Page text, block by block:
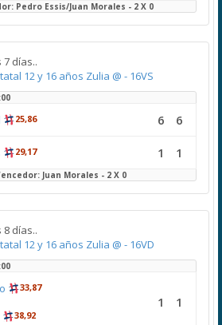
Pedro Essis/Juan Morales - 2 X 0
7 días..
12 y 16 años Zulia @ - 16VS
25,86 6 6
29,17 1 1
Juan Morales - 2 X 0
8 días..
12 y 16 años Zulia @ - 16VD
33,87
38,92
1 1